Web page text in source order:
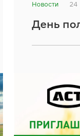
Новости 24
День